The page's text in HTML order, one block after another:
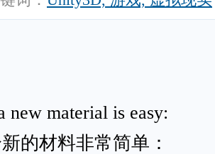
new material is easy:
的材料非常简单：